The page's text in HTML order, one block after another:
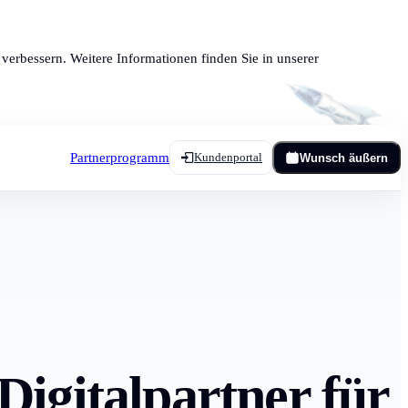
Weitere Informationen finden Sie in unserer
Partnerprogramm Kundenportal Wunsch äußern